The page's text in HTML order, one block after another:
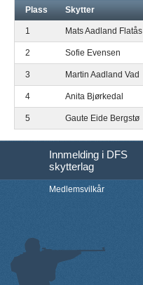
Plass Skytter
1 Mats Aadland Flatås
2 Sofie Evensen
3 Martin Aadland Vad
4 Anita Bjørkedal
5 Gaute Eide Bergstø
Innmelding i DFS
skytterlag
Medlemsvilkår